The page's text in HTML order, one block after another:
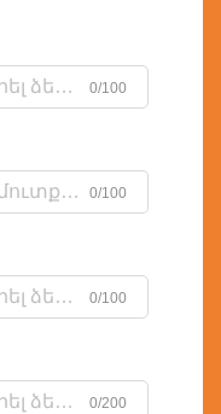
0/100
0/100
0/100
0/200